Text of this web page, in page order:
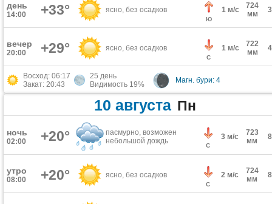
день
14:00 +33° ясно, без осадков
Ю
1 м/с
724
мм
вечер
20:00 +29° ясно, без осадков
С
1 м/с
722
мм
Восход: 06:17
Закат: 20:43
25 день
Видимость 19%
Магн. бури: 4
10 августа Пн
ночь
02:00 +20°
пасмурно, возможен
небольшой дождь
С
3 м/с
723
мм
утро
08:00 +20° ясно, без осадков
С
2 м/с
724
мм